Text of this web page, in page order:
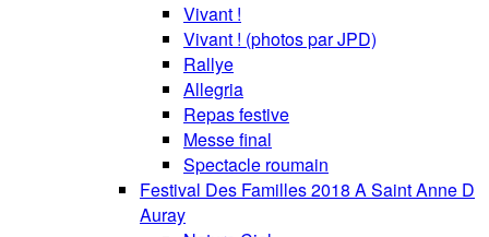
Vivant !
Vivant ! (photos par JPD)
Rallye
Allegria
Repas festive
Messe final
Spectacle roumain
Festival Des Familles 2018 A Saint Anne D
Auray